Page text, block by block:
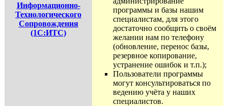
Информационно-
Технологического
Сопровождения
(1С:ИТС)
программы и базы нашим
специалистам, для этого
достаточно сообщить о своём
желании нам по телефону
(обновление, перенос базы,
резервное копирование,
устранение ошибок и т.п.);
Пользователи программы
могут консультироваться по
ведению учёта у наших
специалистов.